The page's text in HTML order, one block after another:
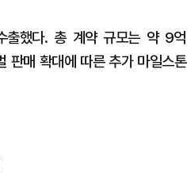
출했다. 총 계약 규모는 약 9억
판매 확대에 따른 추가 마일스톤